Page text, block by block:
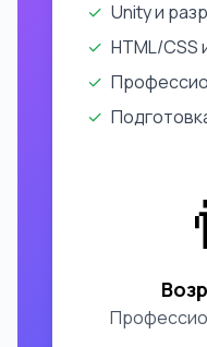
✓ Unity и
✓ HTML/CSS
✓
✓